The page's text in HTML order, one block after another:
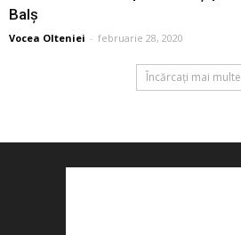
Balş
Vocea Olteniei - februarie 28, 2020
Încărcați mai multe